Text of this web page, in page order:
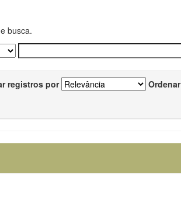
busca.
registros por Ordenar